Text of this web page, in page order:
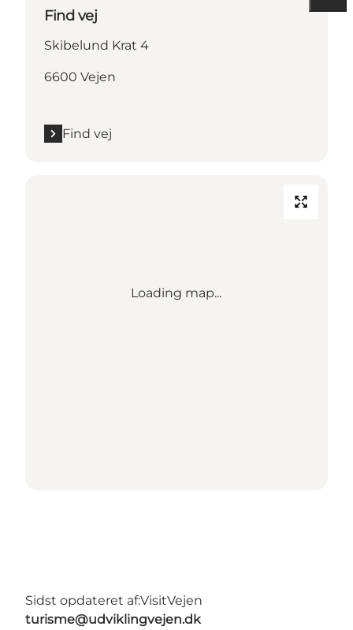
Find vej
Skibelund Krat 4
6600 Vejen
Find vej
Loading map...
Sidst opdateret af:VisitVejen
turisme@udviklingvejen.dk